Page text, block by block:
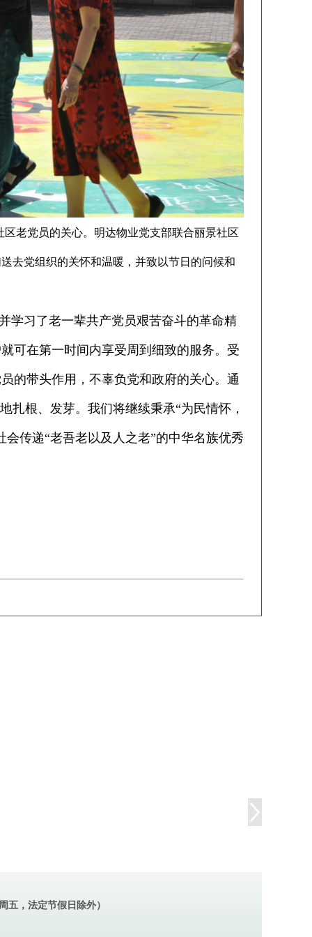
老党员的关心。明达物业党支部联合丽景社区
去党组织的关怀和温暖，并致以节日的问候和
学习了老一辈共产党员艰苦奋斗的革命精
可在第一时间内享受周到细致的服务。受
的带头作用，不辜负党和政府的关心。通
扎根、发芽。我们将继续秉承“为民情怀，
传递“老吾老以及人之老”的中华名族优秀
五，法定节假日除外）